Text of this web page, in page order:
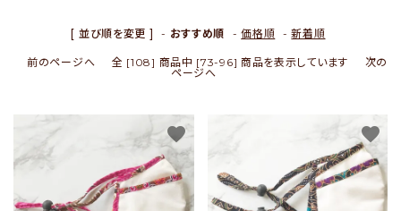
価格から探す
国から探す
私たちについて
店舗情報
[ 並び順を変更 ] - おすすめ順 -価格順 -新着順
前のページへ 全 [108] 商品中 [73-96] 商品を表示しています
次の
ページへ
favorite favorite